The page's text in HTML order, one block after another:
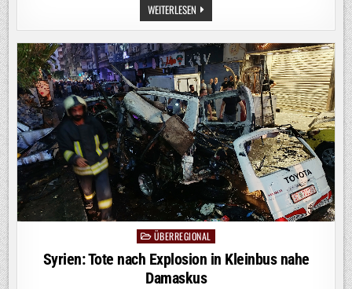
WEITERLESEN INVESTOR
APOLLO
ÜBERNIMMT:
BIETERRENNEN
UM
EASYJET
IST
ENTSCHIEDEN
Posted
in
ÜBERREGIONAL
Syrien: Tote nach Explosion in Kleinbus nahe
Damaskus